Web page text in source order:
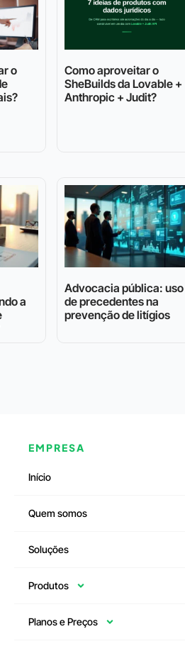
o
Como aproveitar o
SheBuilds da Lovable +
Anthropic + Judit?
a
Advocacia pública: uso
de precedentes na
prevenção de litígios
EMPRESA
Início
Quem somos
Soluções
Produtos
Planos e Preços